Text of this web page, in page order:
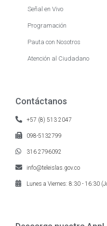
Señal en Vivo
Programación
Pauta con Nosotros
Atención al Ciudadano
Contáctanos
+57 (8) 513 2047
098-5132799
316 2796092
info@teleislas.gov.co
Lunes a Viernes: 8:30 - 16:30